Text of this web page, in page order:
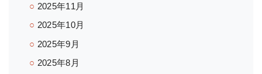
2025年11月
2025年10月
2025年9月
2025年8月